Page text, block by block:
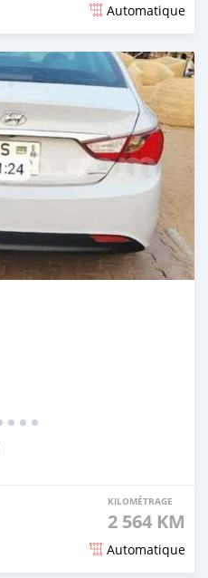
Automatique
KILOMÉTRAGE
2 564 KM
Automatique